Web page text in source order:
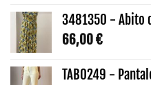
3481350 - Abito
66,00€
TAB0249 -